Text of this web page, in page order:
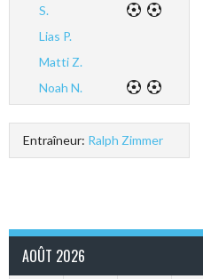
S.
Lias P.
Matti Z.
Noah N.
Entraîneur: Ralph Zimmer
AOÛT 2026